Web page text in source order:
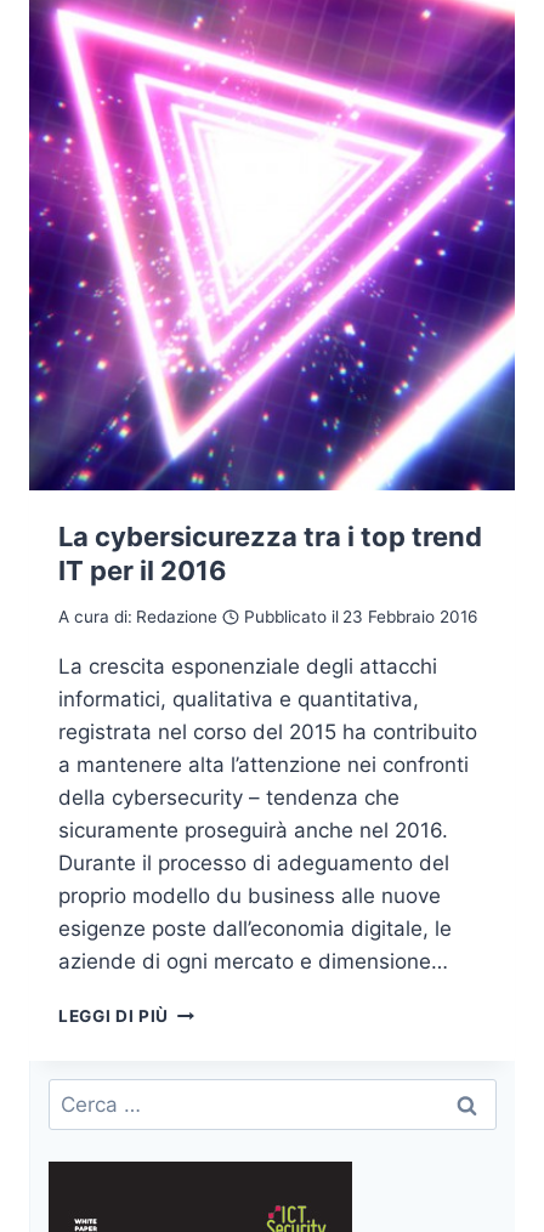
PER
RSA
SUMMIT
La cybersicurezza tra i top trend
IT per il 2016
A cura di: Redazione Pubblicato il 23 Febbraio 2016
La crescita esponenziale degli attacchi
informatici, qualitativa e quantitativa,
registrata nel corso del 2015 ha contribuito
a mantenere alta l’attenzione nei confronti
della cybersecurity – tendenza che
sicuramente proseguirà anche nel 2016.
Durante il processo di adeguamento del
proprio modello du business alle nuove
esigenze poste dall’economia digitale, le
aziende di ogni mercato e dimensione…
LEGGI DI PIÙ LA
I
IT
Ricerca
per: